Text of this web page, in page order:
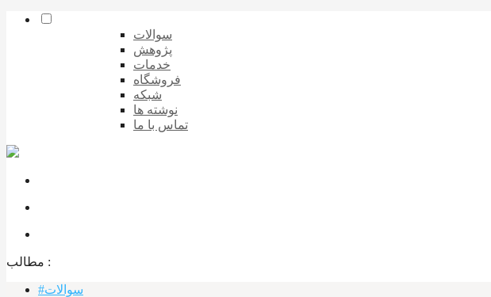
سوالات
پژوهش
خدمات
فروشگاه
شبکه
نوشته ها
تماس با ما
مطالب :‌
#سوالات